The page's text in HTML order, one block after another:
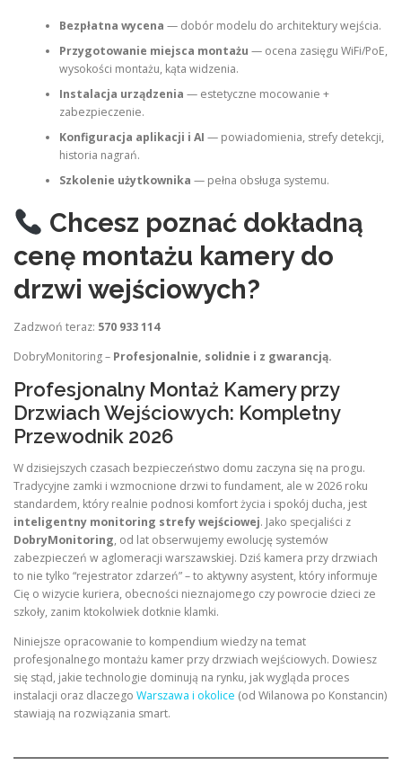
Bezpłatna wycena — dobór modelu do architektury wejścia.
Przygotowanie miejsca montażu — ocena zasięgu WiFi/PoE,
wysokości montażu, kąta widzenia.
Instalacja urządzenia — estetyczne mocowanie +
zabezpieczenie.
Konfiguracja aplikacji i AI — powiadomienia, strefy detekcji,
historia nagrań.
Szkolenie użytkownika — pełna obsługa systemu.
Chcesz poznać dokładną
cenę montażu kamery do
drzwi wejściowych?
Zadzwoń teraz: 570 933 114
DobryMonitoring – Profesjonalnie, solidnie i z gwarancją.
Profesjonalny Montaż Kamery przy
Drzwiach Wejściowych: Kompletny
Przewodnik 2026
W dzisiejszych czasach bezpieczeństwo domu zaczyna się na progu.
Tradycyjne zamki i wzmocnione drzwi to fundament, ale w 2026 roku
standardem, który realnie podnosi komfort życia i spokój ducha, jest
inteligentny monitoring strefy wejściowej. Jako specjaliści z
DobryMonitoring, od lat obserwujemy ewolucję systemów
zabezpieczeń w aglomeracji warszawskiej. Dziś kamera przy drzwiach
to nie tylko “rejestrator zdarzeń” – to aktywny asystent, który informuje
Cię o wizycie kuriera, obecności nieznajomego czy powrocie dzieci ze
szkoły, zanim ktokolwiek dotknie klamki.
Niniejsze opracowanie to kompendium wiedzy na temat
profesjonalnego montażu kamer przy drzwiach wejściowych. Dowiesz
się stąd, jakie technologie dominują na rynku, jak wygląda proces
instalacji oraz dlaczego Warszawa i okolice (od Wilanowa po Konstancin)
stawiają na rozwiązania smart.